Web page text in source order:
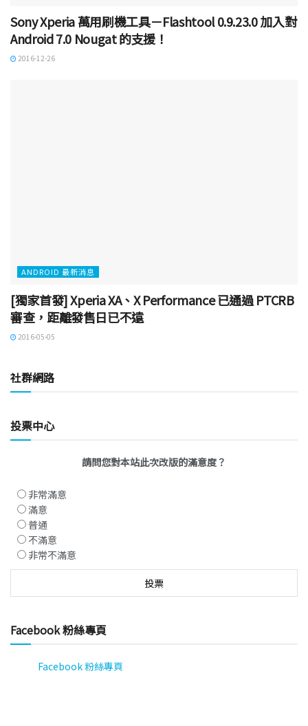
Sony Xperia 萬用刷機工具－Flashtool 0.9.23.0 加入對
Android 7.0 Nougat 的支援！
2016-12-26
ANDROID 最新消息
[獨家首發] Xperia XA、X Performance 已通過 PTCRB
審查，距離發售日已不遠
2016-05-05
社群網路
投票中心
請問您對本站此次改版的滿意度？
非常滿意
滿意
普通
不滿意
非常不滿意
Facebook 粉絲專頁
Facebook 粉絲專頁